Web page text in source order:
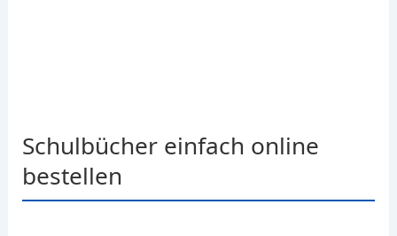
Schulbücher einfach online
bestellen